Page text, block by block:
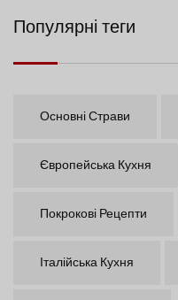
Популярні теги
Основні Страви
Європейська Кухня
Покрокові Рецепти
Італійська Кухня